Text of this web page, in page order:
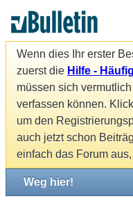
Wenn dies Ihr erster
zuerst die Hilfe -
müssen sich vermutlich
verfassen können.
um den
auch jetzt schon
einfach das Forum
Weg hier!